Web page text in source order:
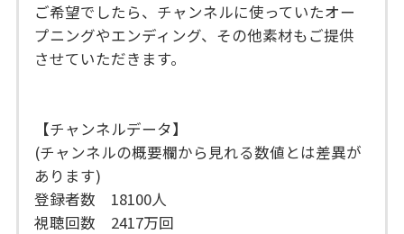
ご希望でしたら、チャンネルに使っていたオー
プニングやエンディング、その他素材もご提供
させていただきます。
【チャンネルデータ】
(チャンネルの概要欄から見れる数値とは差異が
あります)
登録者数 18100人
視聴回数 2417万回